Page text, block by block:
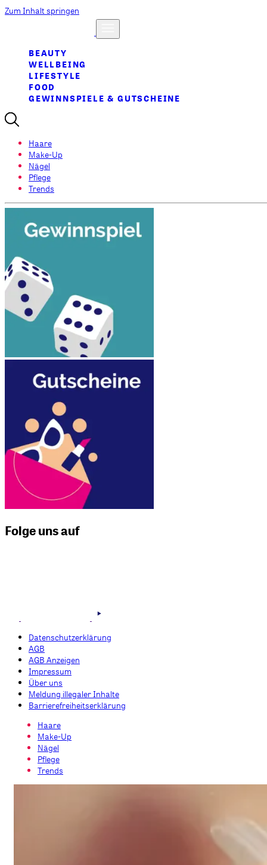
Zum Inhalt springen
BEAUTY
WELLBEING
LIFESTYLE
FOOD
GEWINNSPIELE & GUTSCHEINE
Haare
Make-Up
Nägel
Pflege
Trends
Folge uns auf
Datenschutzerklärung
AGB
AGB Anzeigen
Impressum
Über uns
Meldung illegaler Inhalte
Barrierefreiheitserklärung
Haare
Make-Up
Nägel
Pflege
Trends